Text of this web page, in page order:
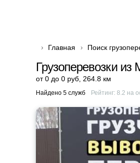
Главная Поиск
Грузоперевозки
от 0 до 0 руб 264.8 км
Найдено 5 служб Рейтинг: 8.2 на